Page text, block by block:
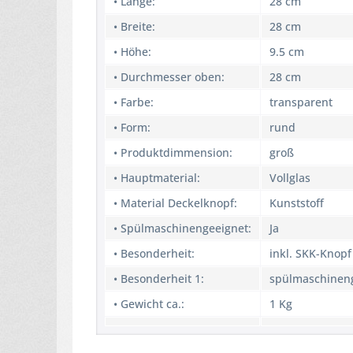
• Breite:
28 cm
• Höhe:
9.5 cm
• Durchmesser oben:
28 cm
• Farbe:
transparent
• Form:
rund
• Produktdimmension:
groß
• Hauptmaterial:
Vollglas
• Material Deckelknopf:
Kunststoff
• Spülmaschinengeeignet:
Ja
• Besonderheit:
inkl. SKK-Knopf
• Besonderheit 1:
• Gewicht ca.:
1 Kg